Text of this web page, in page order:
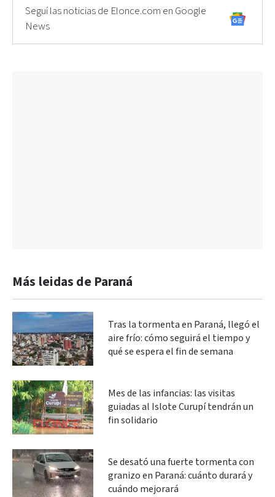
Seguí las noticias de Elonce.com en Google
News
Más leidas de Paraná
Tras la tormenta en Paraná, llegó el
aire frío: cómo seguirá el tiempo y
qué se espera el fin de semana
Mes de las infancias: las visitas
guiadas al Islote Curupí tendrán un
fin solidario
Se desató una fuerte tormenta con
granizo en Paraná: cuánto durará y
cuándo mejorará